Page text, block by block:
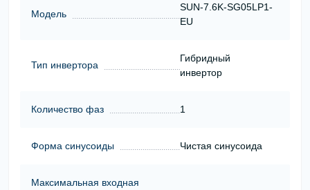
Модель
SUN-7.6K-SG05LP1-
EU
Тип инвертора
Гибридный
инвертор
Количество фаз 1
Форма синусоиды Чистая синусоида
Максимальная входная